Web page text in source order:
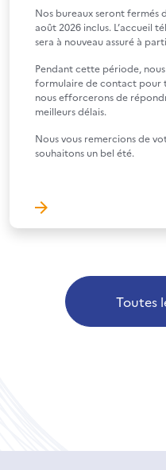
Nos bureaux seront fermés
août 2026 inclus. L’accueil
sera à nouveau assuré à
Pendant cette période,
formulaire de contact pour
nous efforcerons de
meilleurs délais.
Nous vous remercions de
souhaitons un bel été.
Toutes